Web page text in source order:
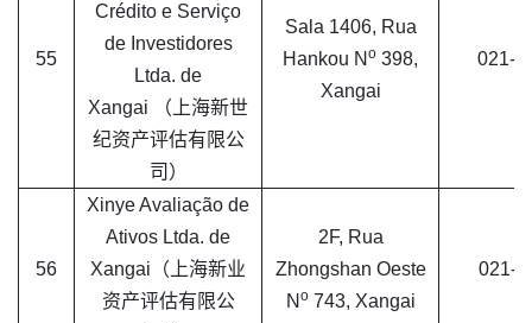
55
Crédito e Serviço
de Investidores
Ltda. de
Xangai （上海新世
纪资产评估有限公
司）
Sala 1406, Rua
Hankou N o 398,
Xangai
021-
56
Xinye Avaliação de
Ativos Ltda. de
Xangai（上海新业
资产评估有限公
2F, Rua
Zhongshan Oeste
N o743, Xangai
021-